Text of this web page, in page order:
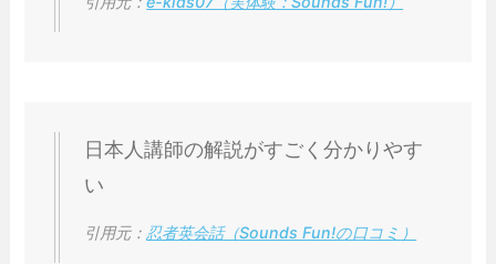
日本人講師の解説がすごく分かりやす
い
引用元： 忍者英会話（Sounds Fun!の口コミ）